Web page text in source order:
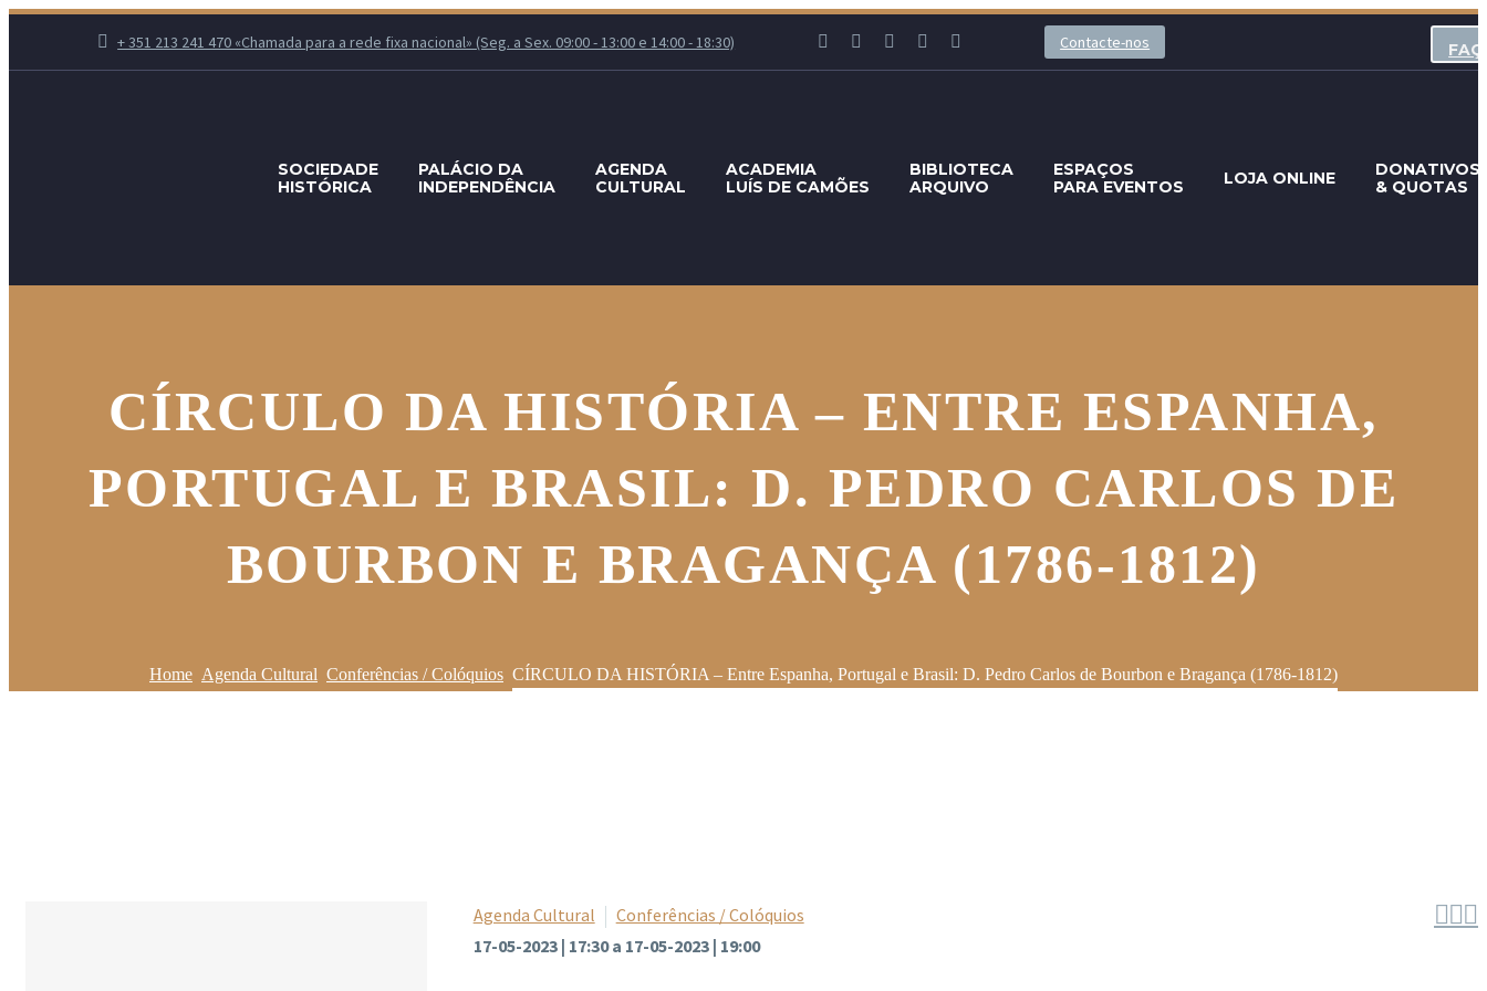
+ 351 213 241 470 «Chamada para a rede fixa nacional» (Seg. a Sex. 09:00 - 13:00 e 14:00 - 18:30) Contacte-nos
SOCIEDADE
HISTÓRICA
PALÁCIO DA
INDEPENDÊNCIA
AGENDA
CULTURAL
ACADEMIA
LUÍS DE CAMÕES
BIBLIOTECA
ARQUIVO
ESPAÇOS
PARA EVENTOS
LOJA ONLINE
DONATIVOS
& QUOTAS
CÍRCULO DA HISTÓRIA – ENTRE ESPANHA,
PORTUGAL E BRASIL: D. PEDRO CARLOS DE
BOURBON E BRAGANÇA (1786-1812)
Home Agenda Cultural Conferências / Colóquios CÍRCULO DA HISTÓRIA – Entre Espanha, Portugal e Brasil: D. Pedro Carlos de Bourbon e Bragança (1786-1812)

Agenda Cultural
Conferências / Colóquios
17-05-2023 | 17:30 a 17-05-2023 | 19:00